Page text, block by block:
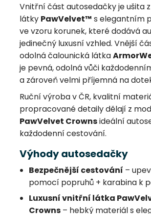
Vnitřní část autosedačky je ušita
látky PawVelvet™ s elegantním
ve vzoru korunek, které dodává
jedinečný luxusní vzhled. Vnější
odolná čalounická látka
je pevná, odolná vůči
a zároveň velmi příjemná na
Ruční výroba v ČR, kvalitní
propracované detaily dělají z
PawVelvet Crownsideální
každodenní cestování.
Výhody autosedačky
Bezpečnější cestování –
pomocí popruhů + karabina k
Luxusní vnitřní látka
Crowns – hebký materiál s